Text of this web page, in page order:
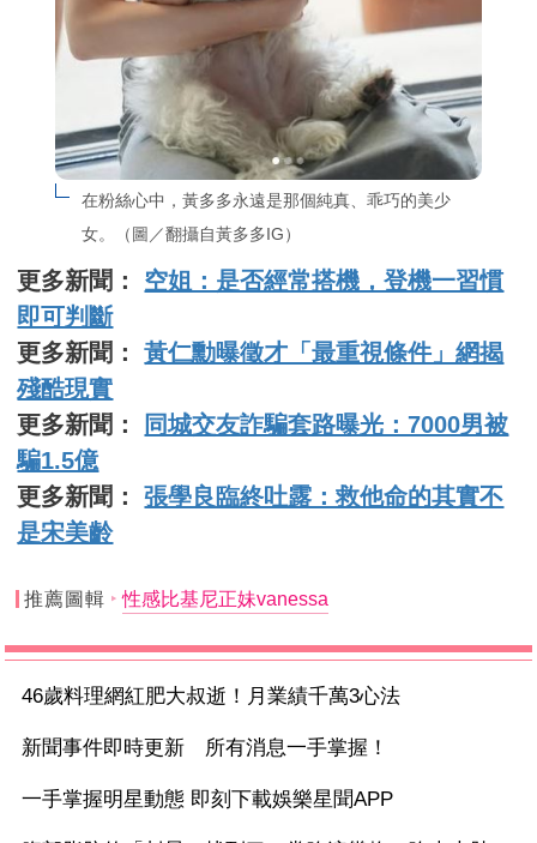
在粉絲心中，黃多多永遠是那個純真、乖巧的美少
女。（圖／翻攝自黃多多IG）
更多新聞： 空姐：是否經常搭機，登機一習慣
即可判斷
更多新聞：黃仁勳曝徵才「最重視條件」網揭
殘酷現實
更多新聞：
同城交友詐騙套路曝光：7000男被
騙1.5億
更多新聞：張學良臨終吐露：救他命的其實不
是宋美齡
推薦圖輯 性感比基尼正妹vanessa
46歲料理網紅肥大叔逝！月業績千萬3心法
新聞事件即時更新 所有消息一手掌握！
一手掌握明星動態 即刻下載娛樂星聞APP